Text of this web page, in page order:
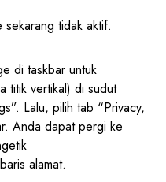
tidak aktif.
di taskbar untuk
titik vertikal) di sudut
Lalu, pilih tab “Privacy,
Anda dapat pergi ke
alamat.